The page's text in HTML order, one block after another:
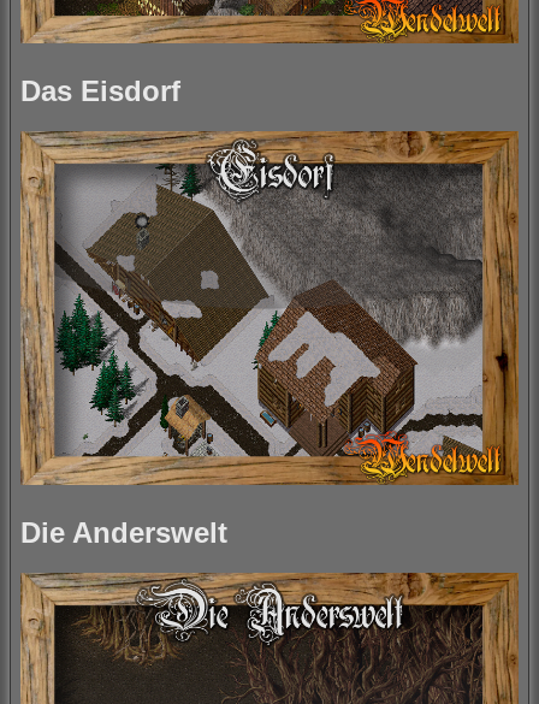
Das Eisdorf
Die Anderswelt